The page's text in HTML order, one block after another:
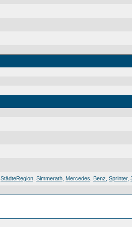
StädteRegion Simmerath Mercedes Benz Sprinter,